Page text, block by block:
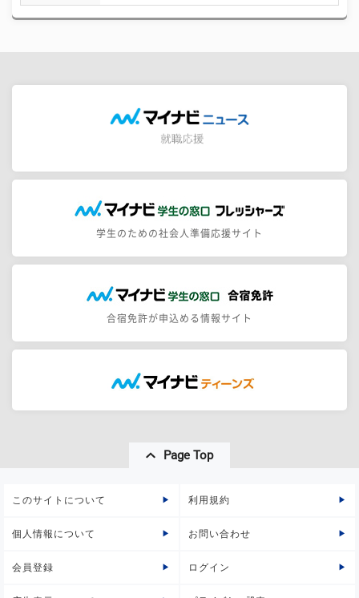
学生のための社会人準備応援サイト
合宿免許が申込める情報サイト
Page Top
このサイトについて 利用規約
個人情報について お問い合わせ
会員登録 ログイン